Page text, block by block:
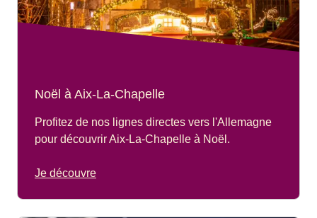
Noël à Aix-La-Chapelle
Profitez de nos lignes directes vers l'Allemagne
pour découvrir Aix-La-Chapelle à Noël.
Je découvre